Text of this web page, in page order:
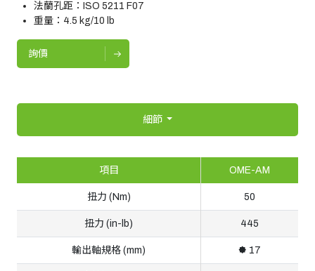
法蘭孔距：ISO 5211 F07
重量：4.5 kg/10 lb
詢價
細節
項目 OME-AM
扭力 (Nm) 50
扭力 (in-lb) 445
輸出軸規格 (mm) 🟐 17